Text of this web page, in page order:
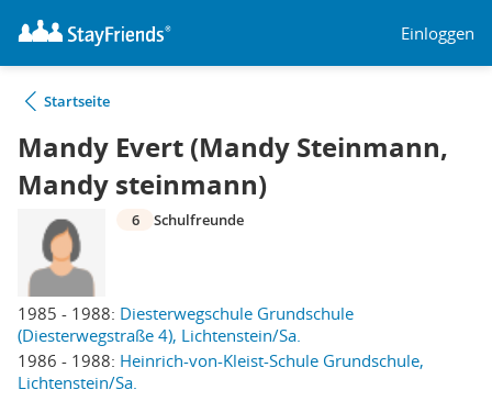
Einloggen
Startseite
Mandy Evert (Mandy Steinmann,
Mandy steinmann)
1985 - 1988: Diesterwegschule Grundschule
(Diesterwegstraße 4), Lichtenstein/Sa.
1986 - 1988: Heinrich-von-Kleist-Schule Grundschule,
Lichtenstein/Sa.
6 Schulfreunde